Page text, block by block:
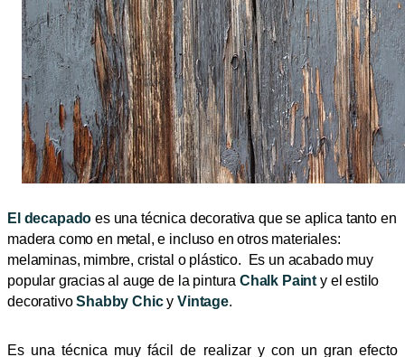
El decapado es una técnica decorativa que se aplica tanto en
madera como en metal, e incluso en otros materiales:
melaminas, mimbre, cristal o plástico. Es un acabado muy
popular gracias al auge de la pintura Chalk Paint y el estilo
decorativoShabby ChicyVintage.
Es una técnica muy fácil de realizar y con un gran efecto